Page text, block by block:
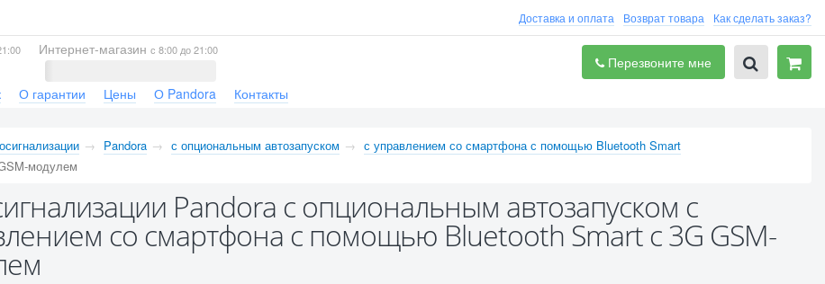
Доставка и оплата Возврат товара Как сделать заказ?
Интернет-магазин с 8:00 до 21:00
Перезвоните мне
О гарантии Цены О Pandora Контакты
Pandora с опциональным автозапуском
с управлением со смартфона с помощью Bluetooth Smart
модулем
Pandora с опциональным автозапуском с
со смартфона с помощью Bluetooth Smart с 3G GSM-